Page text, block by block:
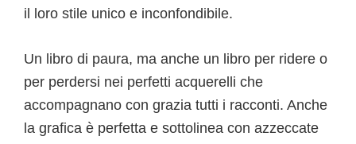
il loro stile unico e inconfondibile.
Un libro di paura, ma anche un libro per ridere o
per perdersi nei perfetti acquerelli che
accompagnano con grazia tutti i racconti. Anche
la grafica è perfetta e sottolinea con azzeccate